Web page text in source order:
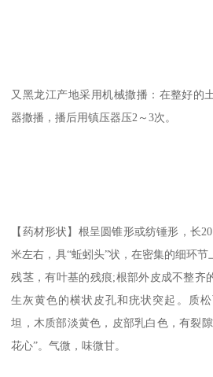
又黑龙江产地采用机械撒播：在整好的
器撒播，播后用镇压器压2～3次。
【药材形状】根呈圆锥形或纺锤形，长
米左右，具“蚯蚓头”状，在密集的细环
残茎，有叶基的残痕;根部外皮成不整齐
生灰黄色的横状皮孔和疣状突起。质
坦，木质部淡黄色，皮部乳白色，有裂
花心”。气微，味微甘。